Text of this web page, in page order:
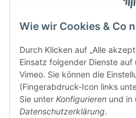
Neben dem Onlineshop haben
Frontline Games
Färbereiweg 3A
24358 Hütten
Wie wir Cookies & Co
Durch Klicken auf „Alle
Einsatz folgender Dienste auf
Vimeo. Sie können die
(Fingerabdruck-Icon links
Sie unter Konfigurieren und in
Datenschutzerklärung.